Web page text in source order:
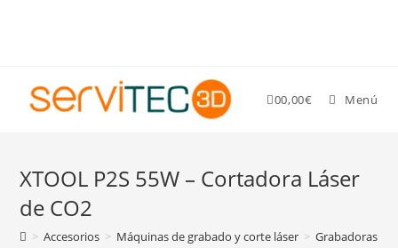
00,00€ Menú
XTOOL P2S 55W – Cortadora Láser
de CO2
> Accesorios > Máquinas de grabado y corte láser > Grabadoras y